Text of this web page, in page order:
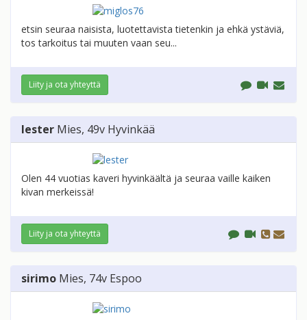
etsin seuraa naisista, luotettavista tietenkin ja ehkä ystäviä,
tos tarkoitus tai muuten vaan seu...
Liity ja ota yhteyttä
lester Mies, 49v Hyvinkää
Olen 44 vuotias kaveri hyvinkäältä ja seuraa vaille kaiken
kivan merkeissä!
Liity ja ota yhteyttä
sirimo Mies, 74v Espoo